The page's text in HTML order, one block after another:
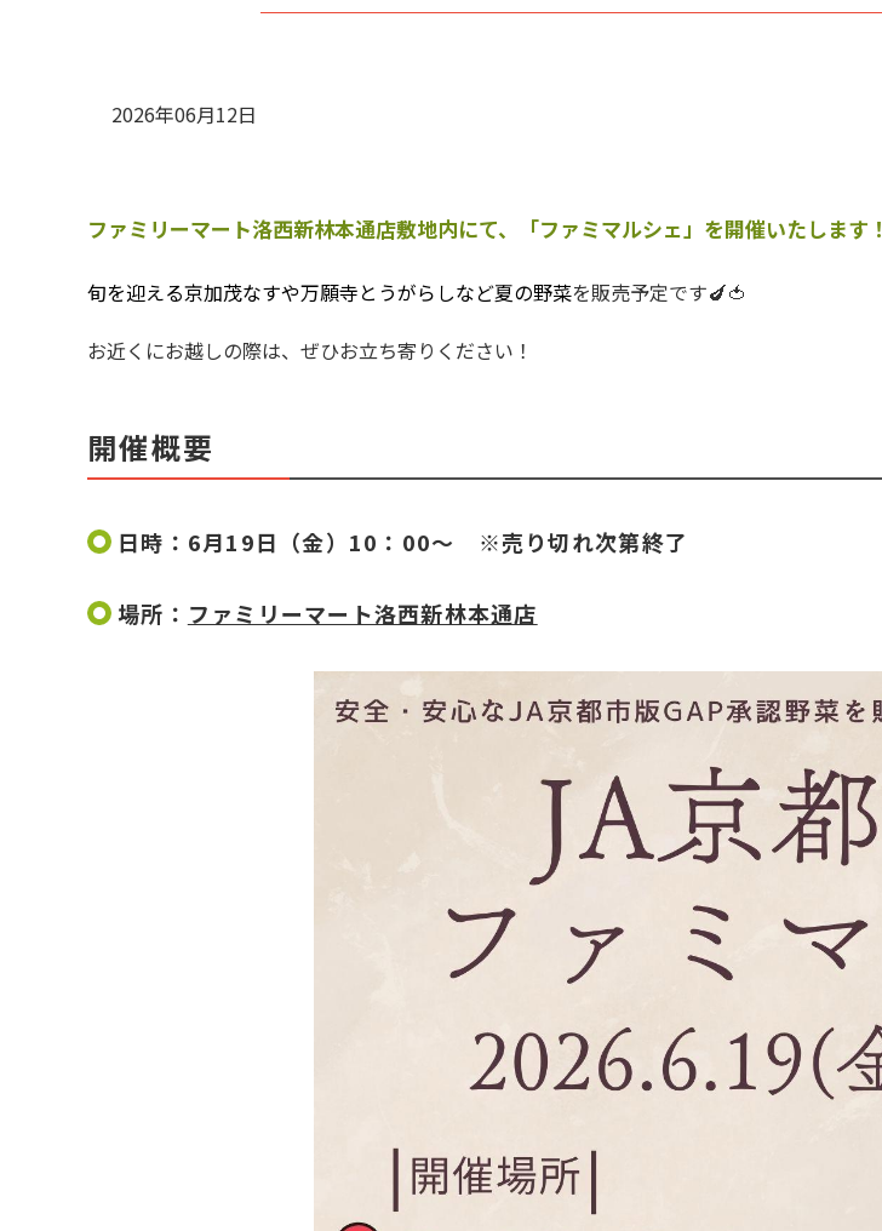
2026年06月12日
ファミリーマート洛西新林本通店敷地内にて、「ファミマルシェ」を開催いたします！
旬を迎える京加茂なすや万願寺とうがらしなど夏の野菜を販売予定です🍆🍅
お近くにお越しの際は、ぜひお立ち寄りください！
開催概要
日時：6月19日（金）10：00～ ※売り切れ次第終了
場所： ファミリーマート洛西新林本通店